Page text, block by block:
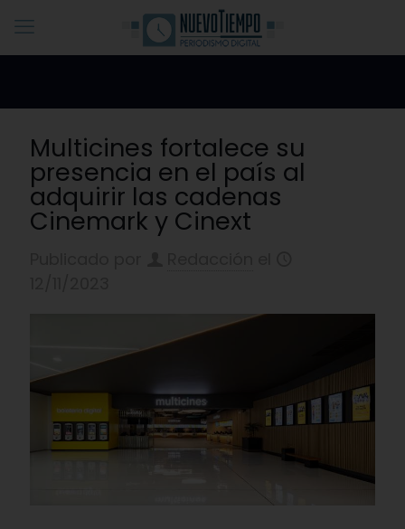
Multicines fortalece su
presencia en el país al
adquirir las cadenas
Cinemark y Cinext